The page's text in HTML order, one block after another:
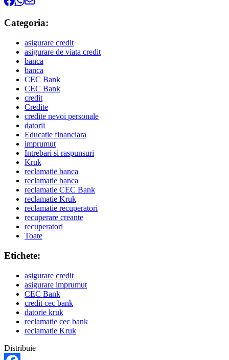
Categoria:
asigurare credit
asigurare de viata credit
banca
banca
CEC Bank
CEC Bank
credit
Credite
credite nevoi personale
datorii
Educatie financiara
imprumut
Intrebari si raspunsuri
Kruk
reclamatie banca
reclamatie banca
reclamatie CEC Bank
reclamatie Kruk
reclamatie recuperatori
recuperare creante
recuperatori
Toate
Etichete:
asigurare credit
asigurare imprumut
CEC Bank
credit cec bank
datorie kruk
reclamatie cec bank
reclamatie Kruk
Distribuie